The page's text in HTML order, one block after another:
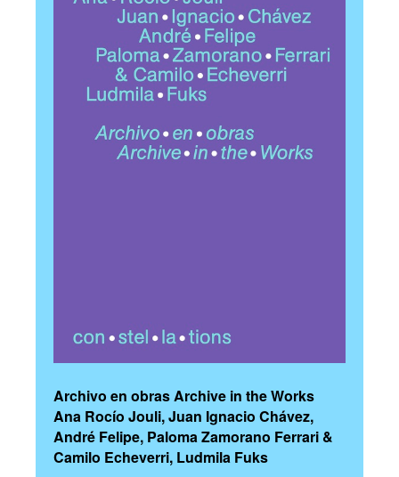
Archivo en obras Archive in the Works
Ana Rocío Jouli, Juan Ignacio Chávez,
André Felipe, Paloma Zamorano Ferrari &
Camilo Echeverri, Ludmila Fuks